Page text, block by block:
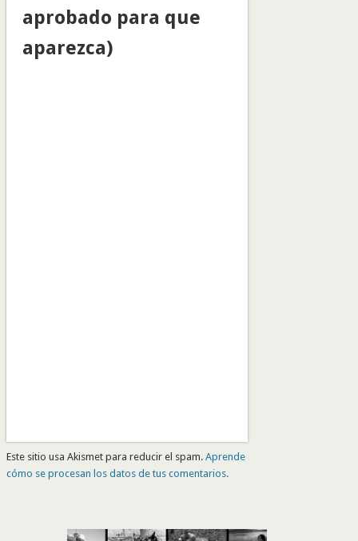
aprobado para que
aparezca)
Este sitio usa Akismet para reducir el spam. Aprende
cómo se procesan los datos de tus comentarios.